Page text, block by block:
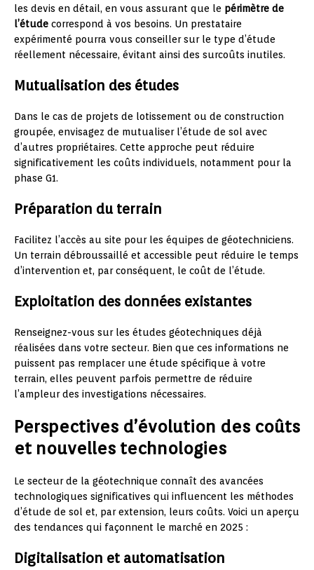
les devis en détail, en vous assurant que le périmètre de
l’étude correspond à vos besoins. Un prestataire
expérimenté pourra vous conseiller sur le type d’étude
réellement nécessaire, évitant ainsi des surcoûts inutiles.
Mutualisation des études
Dans le cas de projets de lotissement ou de construction
groupée, envisagez de mutualiser l’étude de sol avec
d’autres propriétaires. Cette approche peut réduire
significativement les coûts individuels, notamment pour la
phase G1.
Préparation du terrain
Facilitez l’accès au site pour les équipes de géotechniciens.
Un terrain débroussaillé et accessible peut réduire le temps
d’intervention et, par conséquent, le coût de l’étude.
Exploitation des données existantes
Renseignez-vous sur les études géotechniques déjà
réalisées dans votre secteur. Bien que ces informations ne
puissent pas remplacer une étude spécifique à votre
terrain, elles peuvent parfois permettre de réduire
l’ampleur des investigations nécessaires.
Perspectives d’évolution des coûts
et nouvelles technologies
Le secteur de la géotechnique connaît des avancées
technologiques significatives qui influencent les méthodes
d’étude de sol et, par extension, leurs coûts. Voici un aperçu
des tendances qui façonnent le marché en 2025 :
Digitalisation et automatisation